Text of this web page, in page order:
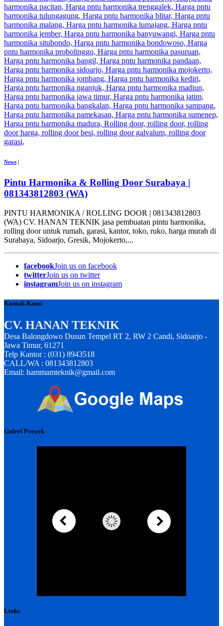
News |
Pintu Harmonika & Rolling Door Surabaya |
081343812803 (WA)
PINTU HARMONIKA / ROLLING DOOR | 081343812803
(WA) CV. HANAN TEKNIK jasa pembuatan pintu harmonika,
rolling door untuk rumah, garasi, kantor, toko, ruko, harga murah di
Surabaya, Sidoarjo, Gresik, Mojokerto,...
facebookJoin us on facebook
twitterJoin us on twitter
instagramJoin us on instagram
Kontak Kami
CV. HANAN TEKNIK
Desa Balongdowo Dusun Tempel RT 2, RW 2 Candi, Sidoarjo -
Jawa Timur, 61271
Telp Kantor : (031) 8943518
CALL/WA : 081343812803
Email: hammamteknik@gmail.com
Galeri Proyek
Links